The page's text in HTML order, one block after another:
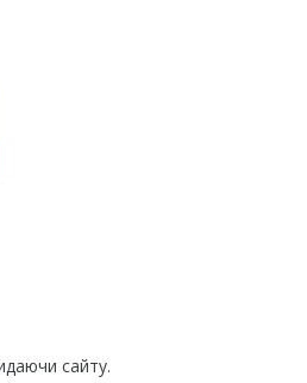
сайту.